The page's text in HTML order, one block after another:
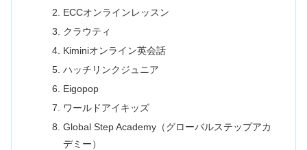
ECCオンラインレッスン
クラウティ
Kiminiオンライン英会話
ハッチリンクジュニア
Eigopop
ワールドアイキッズ
Global Step Academy（グローバルステップアカ
デミー）